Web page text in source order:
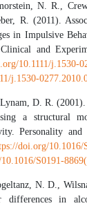
N. R.,
R. (2011).
in Impulsive
and
10.1111/j.1530-
j.1530-
D. R.
a structural
Personality
doi.org/10.1016/
S0191-
N. D.,
differences in